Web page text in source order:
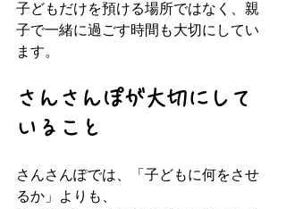
子どもだけを預ける場所ではなく、親
子で一緒に過ごす時間も大切にしてい
ます。
さんさんぽが大切にして
いること
さんさんぽでは、「子どもに何をさせ
るか」よりも、